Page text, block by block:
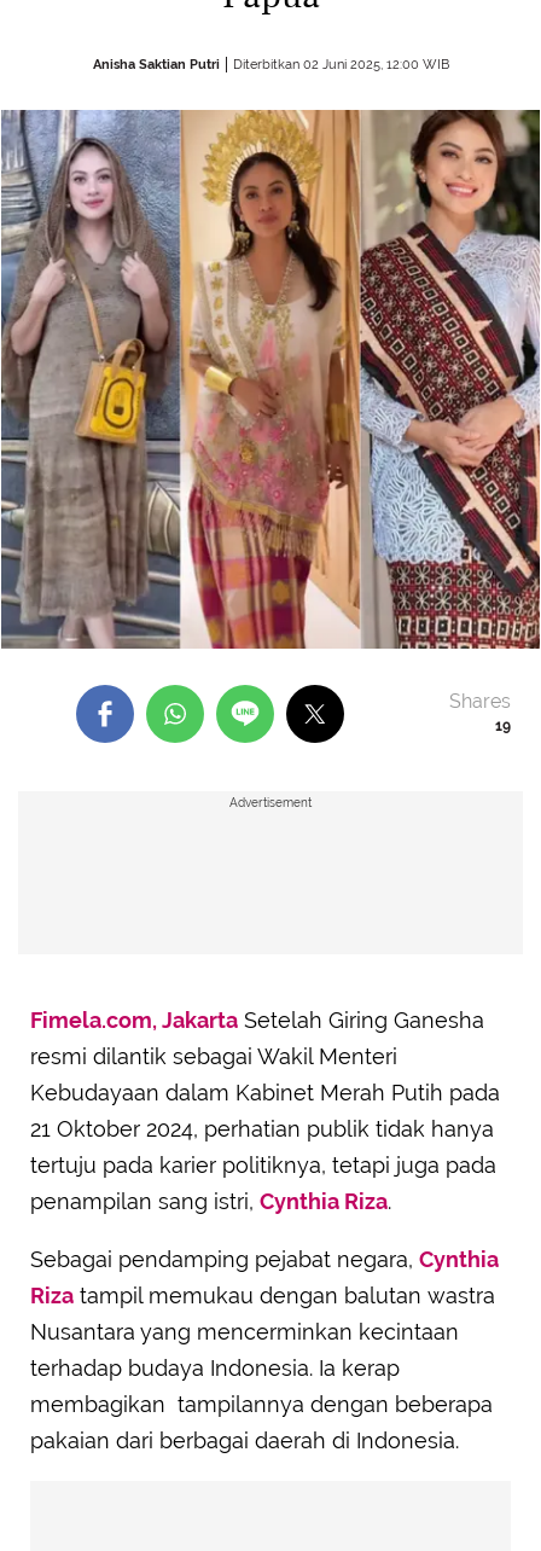
Anisha Saktian Putri Diterbitkan 02 Juni 2025, 12:00 WIB
19
Shares
Advertisement
Fimela.com, Jakarta Setelah Giring Ganesha
resmi dilantik sebagai Wakil Menteri
Kebudayaan dalam Kabinet Merah Putih pada
21 Oktober 2024, perhatian publik tidak hanya
tertuju pada karier politiknya, tetapi juga pada
penampilan sang istri, Cynthia Riza.
Sebagai pendamping pejabat negara, Cynthia
Riza tampil memukau dengan balutan wastra
Nusantara yang mencerminkan kecintaan
terhadap budaya Indonesia. Ia kerap
membagikan tampilannya dengan beberapa
pakaian dari berbagai daerah di Indonesia.